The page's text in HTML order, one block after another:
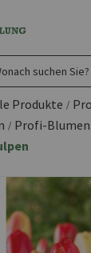
Produkte /
/ Profi-